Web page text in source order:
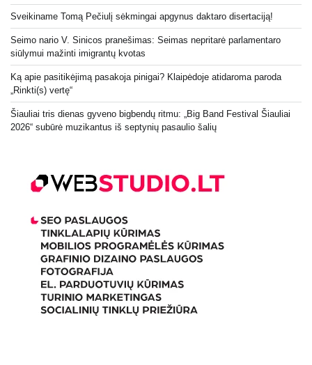
Sveikiname Tomą Pečiulį sėkmingai apgynus daktaro disertaciją!
Seimo nario V. Sinicos pranešimas: Seimas nepritarė parlamentaro
siūlymui mažinti imigrantų kvotas
Ką apie pasitikėjimą pasakoja pinigai? Klaipėdoje atidaroma paroda
„Rinkti(s) vertę“
Šiauliai tris dienas gyveno bigbendų ritmu: „Big Band Festival Šiauliai
2026“ subūrė muzikantus iš septynių pasaulio šalių